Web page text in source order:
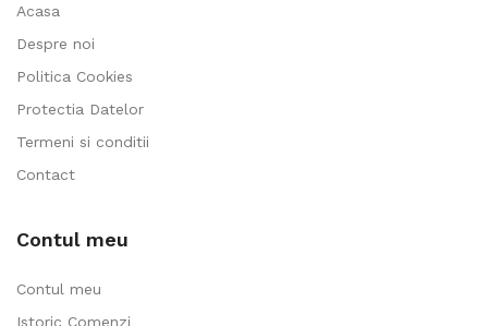
Acasa
Despre noi
Politica Cookies
Protectia Datelor
Termeni si conditii
Contact
Contul meu
Contul meu
Istoric Comenzi